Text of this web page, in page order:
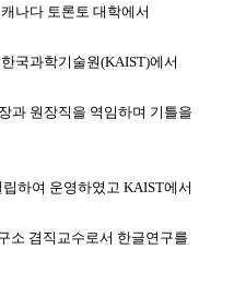
나다 토론토 대학에서
국과학기술원(KAIST)에서
과 원장직을 역임하며 기틀을
하여 운영하였고 KAIST에서
소 겸직교수로서 한글연구를